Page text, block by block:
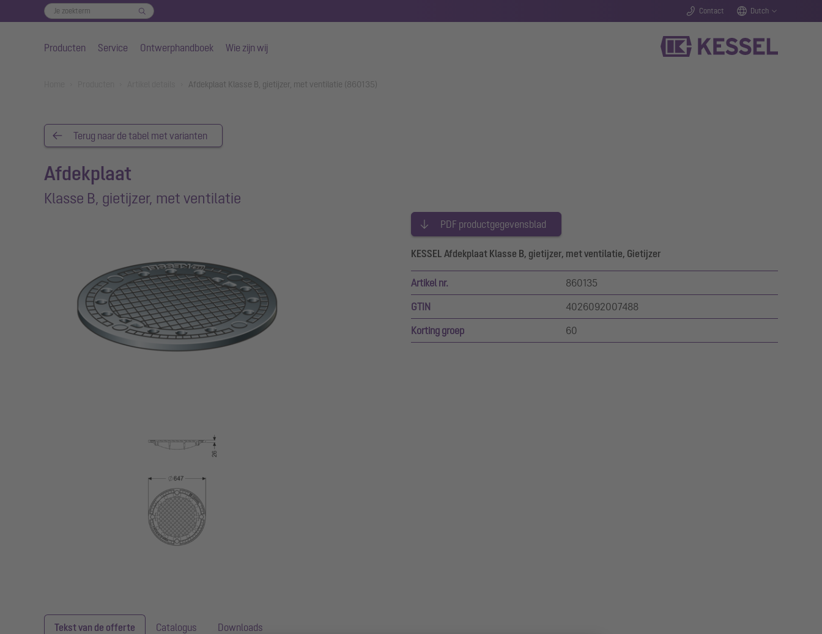
Contact Dutch
Producten Service Ontwerphandboek Wie zijn wij
Afdekplaat Klasse B, gietijzer, met ventilatie (860135)
Terug naar de tabel met varianten
Afdekplaat
Klasse B, gietijzer, met ventilatie
PDF productgegevensblad
KESSEL Afdekplaat Klasse B, gietijzer, met ventilatie, Gietijzer
Artikel nr. 860135
GTIN 4026092007488
Korting groep 60
Tekst van de offerte Catalogus Downloads